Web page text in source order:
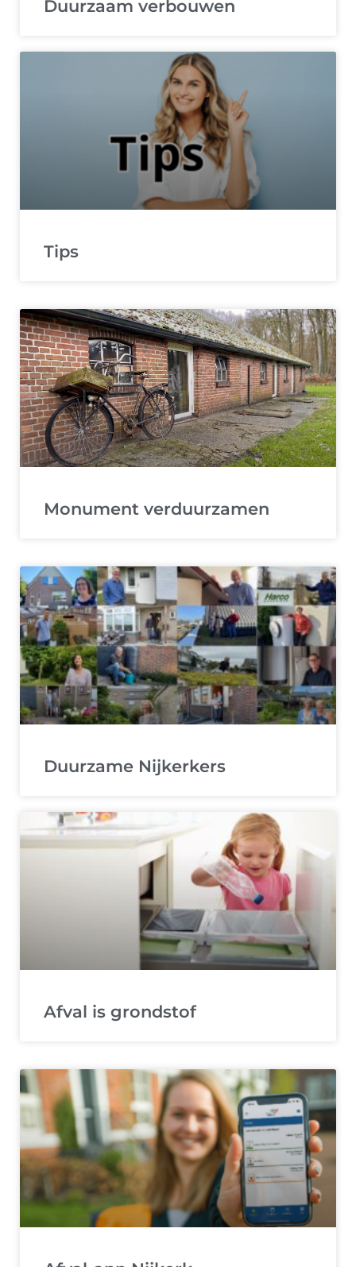
Duurzaam verbouwen
Tips
Monument verduurzamen
Duurzame Nijkerkers
Afval is grondstof